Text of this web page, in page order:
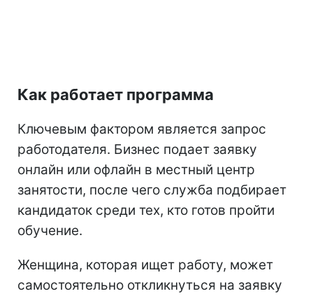
Как работает программа
Ключевым фактором является запрос
работодателя. Бизнес подает заявку
онлайн или офлайн в местный центр
занятости, после чего служба подбирает
кандидаток среди тех, кто готов пройти
обучение.
Женщина, которая ищет работу, может
самостоятельно откликнуться на заявку